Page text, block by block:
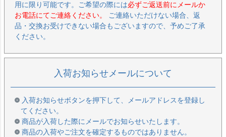
用に限り可能です。ご希望の際には必ずご返送前にメールか
お電話にてご連絡ください。
ご連絡いただけない場合、返
品・交換お受けできない場合もございますので、予めご了承
ください。
入荷お知らせメールについて
入荷お知らせボタンを押下して、メールアドレスを登録し
てください。
商品が入荷した際にメールでお知らせいたします。
商品の入荷やご注文を確定するものではありません。